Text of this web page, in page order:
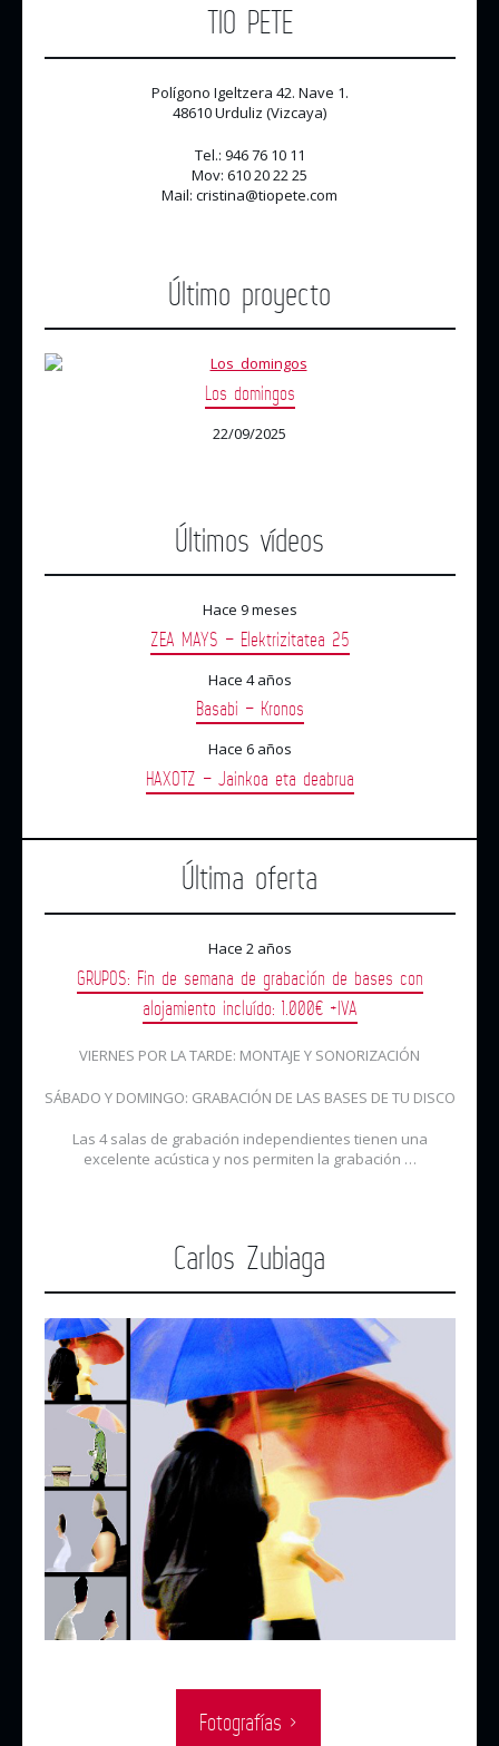
TIO PETE
Polígono Igeltzera 42. Nave 1.
48610 Urduliz (Vizcaya)
Tel.: 946 76 10 11
Mov: 610 20 22 25
Mail: cristina@tiopete.com
Último proyecto
Los domingos
22/09/2025
Últimos vídeos
Hace 9 meses
ZEA MAYS – Elektrizitatea 25
Hace 4 años
Basabi – Kronos
Hace 6 años
HAXOTZ – Jainkoa eta deabrua
Última oferta
Hace 2 años
GRUPOS: Fin de semana de grabación de bases con
alojamiento incluído: 1.000€ +IVA
VIERNES POR LA TARDE: MONTAJE Y SONORIZACIÓN
SÁBADO Y DOMINGO: GRABACIÓN DE LAS BASES DE TU DISCO
Las 4 salas de grabación independientes tienen una
excelente acústica y nos permiten la grabación …
Carlos Zubiaga
Fotografías ›